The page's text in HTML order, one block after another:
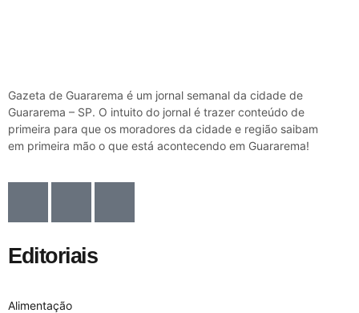
Gazeta de Guararema é um jornal semanal da cidade de
Guararema – SP. O intuito do jornal é trazer conteúdo de
primeira para que os moradores da cidade e região saibam
em primeira mão o que está acontecendo em Guararema!
Editoriais
Alimentação